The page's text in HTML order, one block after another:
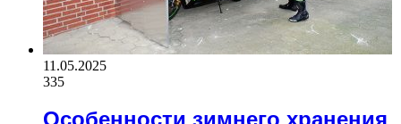
11.05.2025
335